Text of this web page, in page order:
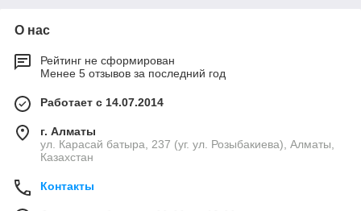
О нас
Рейтинг не сформирован
Менее 5 отзывов за последний год
Работает с 14.07.2014
г. Алматы
ул. Карасай батыра, 237 (уг. ул. Розыбакиева), Алматы,
Казахстан
Контакты